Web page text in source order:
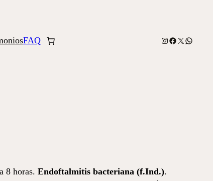
FAQ Instagram
Facebook
X
8 horas. Endoftalmitis bacteriana (f.Ind.).